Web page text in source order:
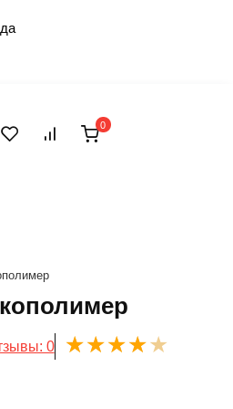
0
0